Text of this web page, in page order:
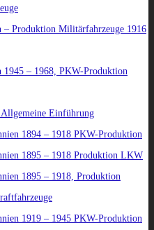
– Produktion Militärfahrzeuge 1916
1945 – 1968, PKW-Produktion
Einführung
1894 – 1918 PKW-Produktion
1895 – 1918 Produktion LKW
1895 – 1918, Produktion
1919 – 1945 PKW-Produktion